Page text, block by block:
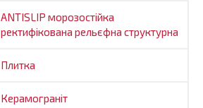
ANTISLIP морозостійка
ректифікована рельєфна структурна
Плитка
Керамограніт